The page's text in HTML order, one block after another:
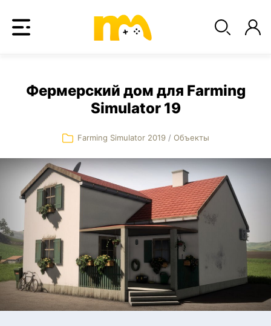
Фермерский дом для Farming
Simulator 19
Farming Simulator 2019 / Объекты